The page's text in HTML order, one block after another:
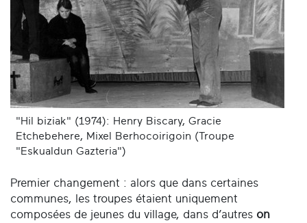
"Hil biziak" (1974): Henry Biscary, Gracie
Etchebehere, Mixel Berhocoirigoin (Troupe
"Eskualdun Gazteria")
Premier changement : alors que dans certaines
communes, les troupes étaient uniquement
composées de jeunes du village, dans d’autres on